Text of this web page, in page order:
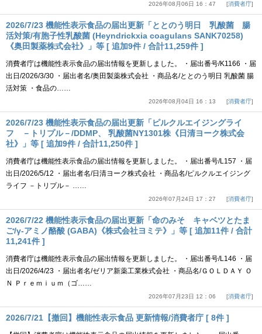
2026年08月06日 16：47 消費者庁
2026/7/23 機能性表示食品の届出更新「ととのう明日 乳酸菌 腸
活対策/有胞子性乳酸菌 (Heyndrickxia coagulans SANK70258)
《奥田製薬株式会社》」等 [ 追加9件 / 合計11,259件 ]
消費者庁は機能性表示食品の届出情報を更新しました。 ・届出番号/K1166 ・届
出日/2026/3/30 ・届出者名/奥田製薬株式会社 ・商品名/ととのう明日 乳酸菌 腸
活対策 ・食品の……
2026年08月04日 16：13 消費者庁
2026/7/23 機能性表示食品の届出更新「ピルクルエイジングライ
フ －トリプル－/DDMP、 乳酸菌NY1301株《日清ヨーク株式会
社》」等 [ 追加9件 / 合計11,250件 ]
消費者庁は機能性表示食品の届出情報を更新しました。 ・届出番号/L157 ・届
出日/2026/5/12 ・届出者名/日清ヨーク株式会社 ・商品名/ピルクルエイジング
ライフ －トリプル－ ……
2026年07月24日 17：27 消費者庁
2026/7/22 機能性表示食品の届出更新「命のみそ キャベツとたま
ご/γ-アミノ酪酸 (GABA)《株式会社ヨミテ》」等 [ 追加11件 / 合計
11,241件 ]
消費者庁は機能性表示食品の届出情報を更新しました。 ・届出番号/L146 ・届
出日/2026/4/23 ・届出者名/ゼリア新薬工業株式会社 ・商品名/ＧＯＬＤＡＹ Ｏ
Ｎ Ｐｒｅｍｉｕｍ（ゴ……
2026年07月23日 12：06 消費者庁
2026/7/21【撤回】機能性表示食品 更新情報/消費者庁 [ 8件 ]